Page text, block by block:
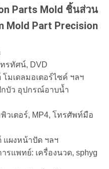
Parts Mold ชิ้นส่วน
Mold Part Precision
ทรทัศน์, DVD
โมเดลมอเตอร์ไซค์ ฯลฯ
กบัว อุปกรณ์อาบน้ำ
เตอร์, MP4, โทรศัพท์มือ
แผงหน้าปัด ฯลฯ
รแพทย์: เครื่องนวด, sphyg